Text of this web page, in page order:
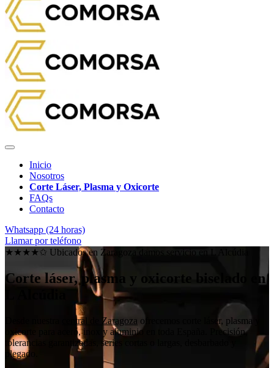
Inicio
Nosotros
Corte Láser, Plasma y Oxicorte
FAQs
Contacto
Whatsapp (24 horas)
Llamar por teléfono
★★★★✩ Ubicados en Zaragoza damos servicio en
Corte láser, plasma y oxicorte biselado en
central de Zaragoza ofrecemos corte láser, plasma y
oxicorte para acero, inox y aluminio en toda España. Precisión,
tolerancias garantizadas, series cortas o largas, desbarbado y
plegado.